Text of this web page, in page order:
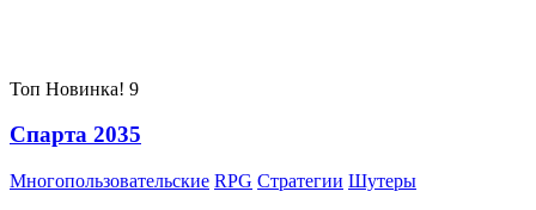
Топ Новинка! 9
Спарта 2035
Многопользовательские RPG Стратегии Шутеры